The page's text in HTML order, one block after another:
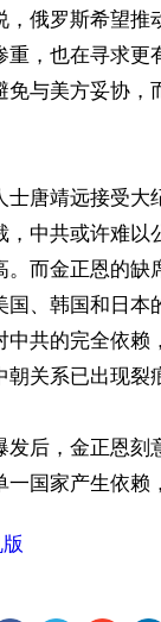
，俄罗斯希望
重，也在寻求更
免与美方妥协，
士唐靖远接受大
，中共或许难以
。而金正恩的缺
国、韩国和日本
中共的完全依赖
朝关系已出现裂
发后，金正恩刻
一国家产生依赖